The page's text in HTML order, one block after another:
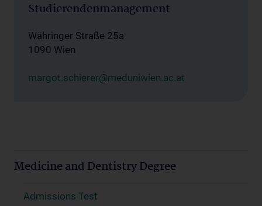
Studierendenmanagement
Währinger Straße 25a
1090 Wien
margot.schierer@meduniwien.ac.at
Medicine and Dentistry Degree
Admissions Test